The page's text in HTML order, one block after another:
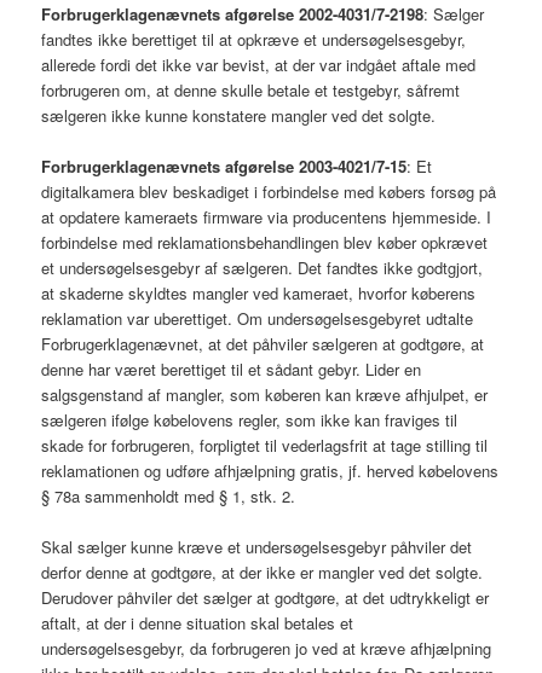
Forbrugerklagenævnets afgørelse 2002-4031/7-2198: Sælger
fandtes ikke berettiget til at opkræve et undersøgelsesgebyr,
allerede fordi det ikke var bevist, at der var indgået aftale med
forbrugeren om, at denne skulle betale et testgebyr, såfremt
sælgeren ikke kunne konstatere mangler ved det solgte.
Forbrugerklagenævnets afgørelse 2003-4021/7-15: Et
digitalkamera blev beskadiget i forbindelse med købers forsøg på
at opdatere kameraets firmware via producentens hjemmeside. I
forbindelse med reklamationsbehandlingen blev køber opkrævet
et undersøgelsesgebyr af sælgeren. Det fandtes ikke godtgjort,
at skaderne skyldtes mangler ved kameraet, hvorfor køberens
reklamation var uberettiget. Om undersøgelsesgebyret udtalte
Forbrugerklagenævnet, at det påhviler sælgeren at godtgøre, at
denne har været berettiget til et sådant gebyr. Lider en
salgsgenstand af mangler, som køberen kan kræve afhjulpet, er
sælgeren ifølge købelovens regler, som ikke kan fraviges til
skade for forbrugeren, forpligtet til vederlagsfrit at tage stilling til
reklamationen og udføre afhjælpning gratis, jf. herved købelovens
§ 78a sammenholdt med § 1, stk. 2.
Skal sælger kunne kræve et undersøgelsesgebyr påhviler det
derfor denne at godtgøre, at der ikke er mangler ved det solgte.
Derudover påhviler det sælger at godtgøre, at det udtrykkeligt er
aftalt, at der i denne situation skal betales et
undersøgelsesgebyr, da forbrugeren jo ved at kræve afhjælpning